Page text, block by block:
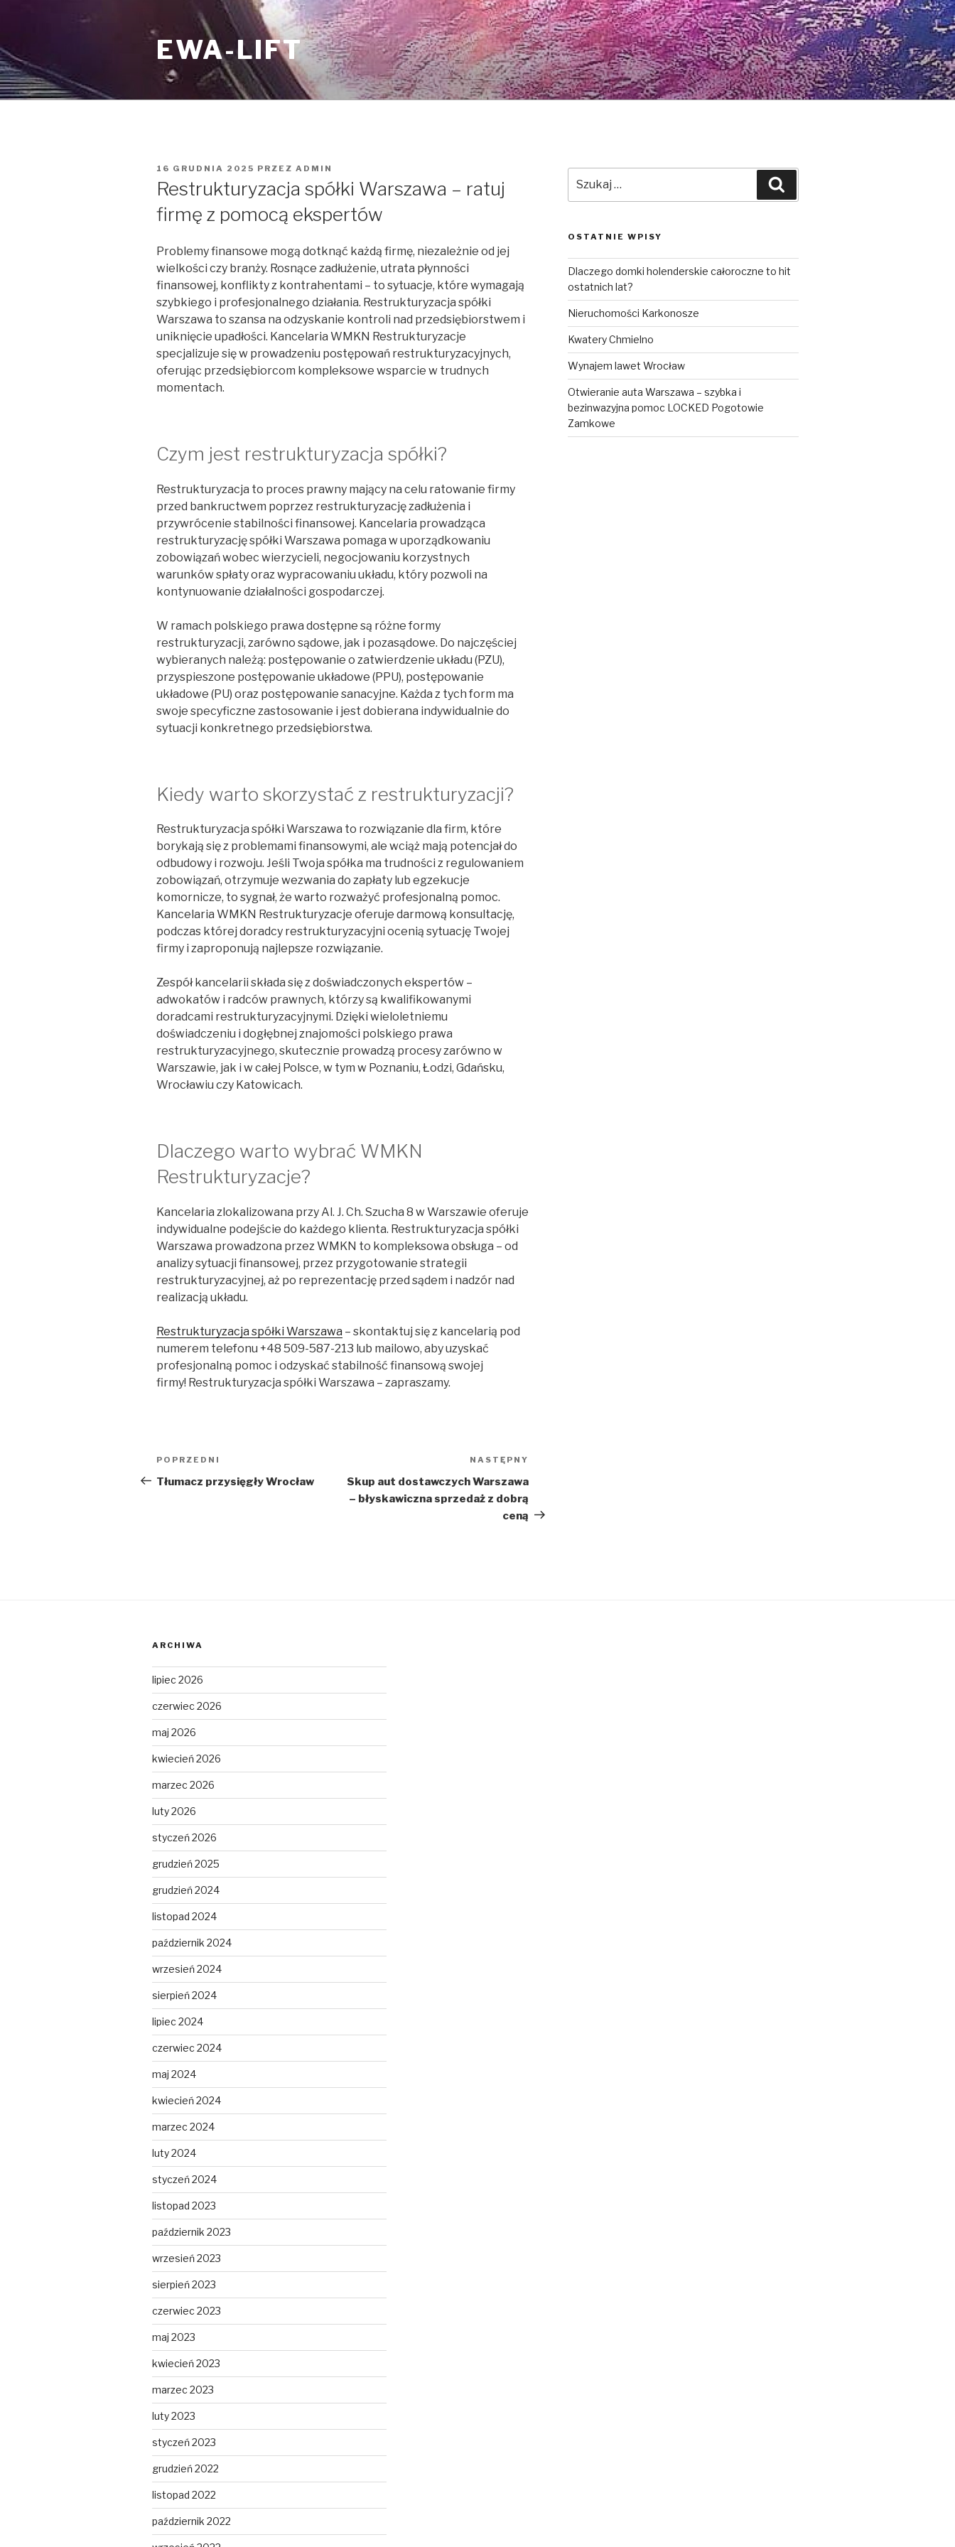
EWA-LIFT
OPUBLIKOWANE
16 GRUDNIA 2025 PRZEZ ADMIN
Restrukturyzacja spółki Warszawa – ratuj
firmę z pomocą ekspertów
Problemy finansowe mogą dotknąć każdą firmę, niezależnie od jej
wielkości czy branży. Rosnące zadłużenie, utrata płynności
finansowej, konflikty z kontrahentami – to sytuacje, które wymagają
szybkiego i profesjonalnego działania. Restrukturyzacja spółki
Warszawa to szansa na odzyskanie kontroli nad przedsiębiorstwem i
uniknięcie upadłości. Kancelaria WMKN Restrukturyzacje
specjalizuje się w prowadzeniu postępowań restrukturyzacyjnych,
oferując przedsiębiorcom kompleksowe wsparcie w trudnych
momentach.
Czym jest restrukturyzacja spółki?
Restrukturyzacja to proces prawny mający na celu ratowanie firmy
przed bankructwem poprzez restrukturyzację zadłużenia i
przywrócenie stabilności finansowej. Kancelaria prowadząca
restrukturyzację spółki Warszawa pomaga w uporządkowaniu
zobowiązań wobec wierzycieli, negocjowaniu korzystnych
warunków spłaty oraz wypracowaniu układu, który pozwoli na
kontynuowanie działalności gospodarczej.
W ramach polskiego prawa dostępne są różne formy
restrukturyzacji, zarówno sądowe, jak i pozasądowe. Do najczęściej
wybieranych należą: postępowanie o zatwierdzenie układu (PZU),
przyspieszone postępowanie układowe (PPU), postępowanie
układowe (PU) oraz postępowanie sanacyjne. Każda z tych form ma
swoje specyficzne zastosowanie i jest dobierana indywidualnie do
sytuacji konkretnego przedsiębiorstwa.
Kiedy warto skorzystać z restrukturyzacji?
Restrukturyzacja spółki Warszawa to rozwiązanie dla firm, które
borykają się z problemami finansowymi, ale wciąż mają potencjał do
odbudowy i rozwoju. Jeśli Twoja spółka ma trudności z regulowaniem
zobowiązań, otrzymuje wezwania do zapłaty lub egzekucje
komornicze, to sygnał, że warto rozważyć profesjonalną pomoc.
Kancelaria WMKN Restrukturyzacje oferuje darmową konsultację,
podczas której doradcy restrukturyzacyjni ocenią sytuację Twojej
firmy i zaproponują najlepsze rozwiązanie.
Zespół kancelarii składa się z doświadczonych ekspertów –
adwokatów i radców prawnych, którzy są kwalifikowanymi
doradcami restrukturyzacyjnymi. Dzięki wieloletniemu
doświadczeniu i dogłębnej znajomości polskiego prawa
restrukturyzacyjnego, skutecznie prowadzą procesy zarówno w
Warszawie, jak i w całej Polsce, w tym w Poznaniu, Łodzi, Gdańsku,
Wrocławiu czy Katowicach.
Dlaczego warto wybrać WMKN
Restrukturyzacje?
Kancelaria zlokalizowana przy Al. J. Ch. Szucha 8 w Warszawie oferuje
indywidualne podejście do każdego klienta. Restrukturyzacja spółki
Warszawa prowadzona przez WMKN to kompleksowa obsługa – od
analizy sytuacji finansowej, przez przygotowanie strategii
restrukturyzacyjnej, aż po reprezentację przed sądem i nadzór nad
realizacją układu.
Restrukturyzacja spółki Warszawa – skontaktuj się z kancelarią pod
numerem telefonu +48 509-587-213 lub mailowo, aby uzyskać
profesjonalną pomoc i odzyskać stabilność finansową swojej
firmy! Restrukturyzacja spółki Warszawa – zapraszamy.
Nawigacja
wpisu
Poprzedni
wpis
POPRZEDNI
Tłumacz przysięgły Wrocław
wpis
NASTĘPNY
Skup aut dostawczych Warszawa
– błyskawiczna sprzedaż z dobrą
ceną
OSTATNIE WPISY
Dlaczego domki holenderskie całoroczne to hit
ostatnich lat?
Nieruchomości Karkonosze
Kwatery Chmielno
Wynajem lawet Wrocław
Otwieranie auta Warszawa – szybka i
bezinwazyjna pomoc LOCKED Pogotowie
Zamkowe
ARCHIWA
lipiec 2026
czerwiec 2026
maj 2026
kwiecień 2026
marzec 2026
luty 2026
styczeń 2026
grudzień 2025
grudzień 2024
listopad 2024
październik 2024
wrzesień 2024
sierpień 2024
lipiec 2024
czerwiec 2024
maj 2024
kwiecień 2024
marzec 2024
luty 2024
styczeń 2024
listopad 2023
październik 2023
wrzesień 2023
sierpień 2023
czerwiec 2023
maj 2023
kwiecień 2023
marzec 2023
luty 2023
styczeń 2023
grudzień 2022
listopad 2022
październik 2022